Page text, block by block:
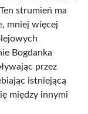
strumień ma
, mniej więcej
Bogdanka
przez
istniejącą
między innymi